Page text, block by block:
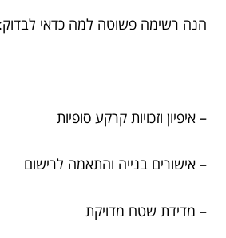
הנה רשימה פשוטה למה כדאי לבדוק:
– איפיון וזכויות קרקע סופיות
– אישורים בנייה והתאמה לרישום
– מדידת שטח מדויקת